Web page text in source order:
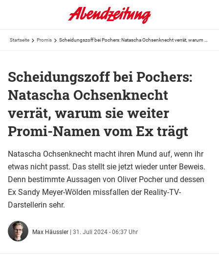
Startseite Promis
Scheidungszoff bei Pochers:
Natascha Ochsenknecht
verrät, warum sie weiter
Promi-Namen vom Ex trägt
Natascha Ochsenknecht macht ihren Mund auf, wenn ihr
etwas nicht passt. Das stellt sie jetzt wieder unter Beweis.
Denn bestimmte Aussagen von Oliver Pocher und dessen
Ex Sandy Meyer-Wölden missfallen der Reality-TV-
Darstellerin sehr.
Max Häussler | 31. Juli 2024 - 06:37 Uhr